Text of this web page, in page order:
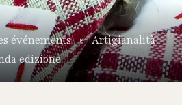
événements
Artigianalità
edizione